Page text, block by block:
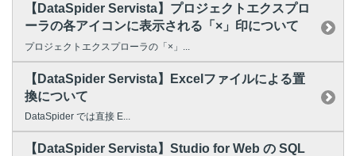
【DataSpider Servista】プロジェクトエクスプロ
ーラの各アイコンに表示される「×」印について
プロジェクトエクスプローラの「×」...
【DataSpider Servista】Excelファイルによる置
換について
DataSpider では直接 E...
【DataSpider Servista】Studio for Web の SQL